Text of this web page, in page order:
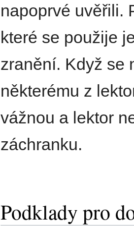
napoprvé uvěřili.
které se použije
zranění. Když se
některému z
vážnou a lektor
záchranku.
Podklady pro